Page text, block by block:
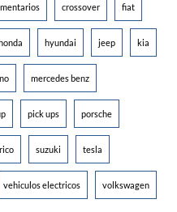
crossover fiat
hyundai jeep kia
mercedes benz
pick ups porsche
suzuki tesla
vehiculos electricos volkswagen